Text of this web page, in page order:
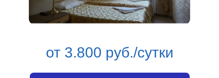
от 3.800 руб./сутки